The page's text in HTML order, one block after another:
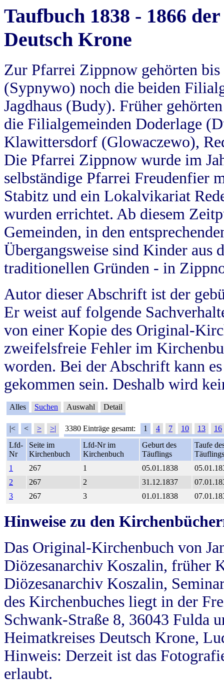
Taufbuch 1838 - 1866
Deutsch Krone
Zur Pfarrei Zippnow gehörten
(Sypnywo) noch die beiden
Jagdhaus (Budy). Früher
die Filialgemeinden Doderlage
Klawittersdorf (Glowaczewo),
Die Pfarrei Zippnow wurde im
selbständige Pfarrei Freudenfier
Stabitz und ein Lokalvikariat
wurden errichtet. Ab diesem
Gemeinden, in den
Übergangsweise sind Kinder aus
traditionellen Gründen - in
Autor dieser Abschrift ist der
Er weist auf folgende
von einer Kopie des Original-
zweifelsfreie Fehler im
worden. Bei der Abschrift kann
gekommen sein. Deshalb wird
Alles Suchen Auswahl Detail
|< < > >| 3380 Einträge gesamt: 1 4 7 10 13
16
Lfd-
Nr
Seite im
Kirchenbuch
Lfd-Nr im
Kirchenbuch
Geburt des
Täuflings
Taufe
Täuflings
1
267 1 05.01.1838
2
267 2 31.12.1837
3
267 3 01.01.1838
Hinweise zu den
Das Original-Kirchenbuch von
Diözesanarchiv Koszalin, früher
Diözesanarchiv Koszalin,
des Kirchenbuches liegt in der
Schwank-Straße 8, 36043 Fulda
Heimatkreises Deutsch Krone,
Hinweis: Derzeit ist das
erlaubt.